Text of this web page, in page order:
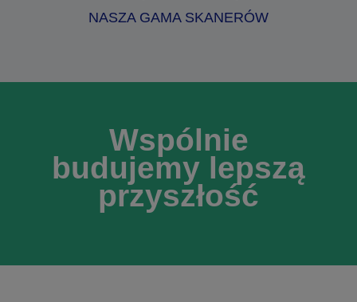
NASZA GAMA SKANERÓW
Wspólnie
budujemy lepszą
przyszłość